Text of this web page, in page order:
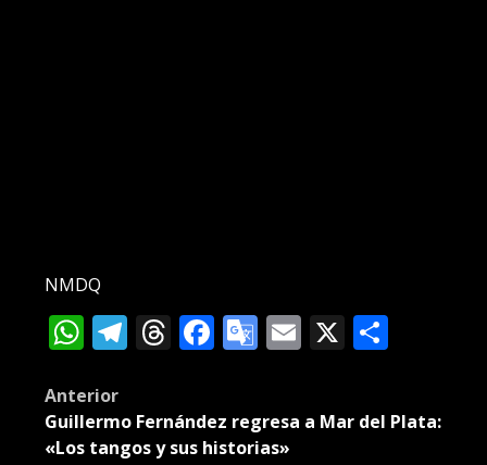
NMDQ
WhatsApp
Telegram
Threads
Facebook
Google
Translate
Email
X
Post
navigation
Anterior
Guillermo Fernández regresa a Mar del Plata:
«Los tangos y sus historias»